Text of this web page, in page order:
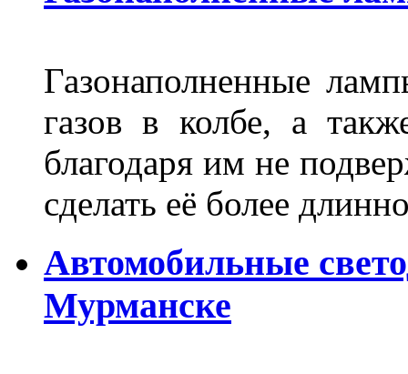
Газонаполненные
газов в колбе, а
благодаря им не
сделать её более
Автомобильные
Мурманске